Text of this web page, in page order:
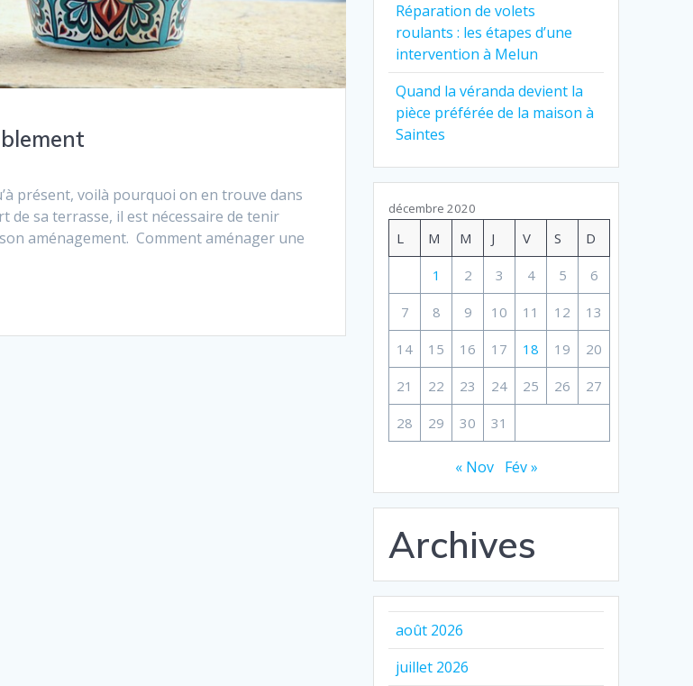
présent, voilà pourquoi on en trouve dans
sa terrasse, il est nécessaire de tenir
aménagement. Comment aménager une
Réparation de volets
roulants : les étapes d’une
intervention à Melun
Quand la véranda devient la
pièce préférée de la maison à
Saintes
décembre 2020
L M M J V S D
1 2 3 4 5 6
7 8 9 10 11 12 13
14 15 16 17 18 19 20
21 22 23 24 25 26 27
28 29 30 31
« Nov Fév »
Archives
août 2026
juillet 2026